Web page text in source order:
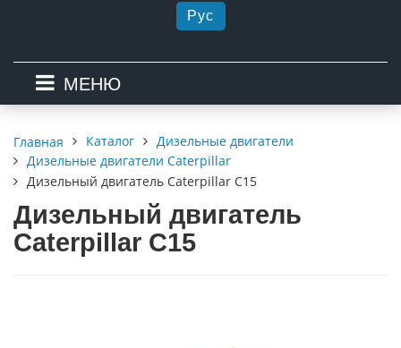
Рус
МЕНЮ
Главная Каталог
Дизельные двигатели
Дизельные двигатели Caterpillar
Дизельный двигатель Caterpillar C15
Дизельный двигатель
Caterpillar C15